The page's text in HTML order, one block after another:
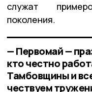
служат
поколения.
— Первомай —
кто честно
Тамбовщины и
чествуем